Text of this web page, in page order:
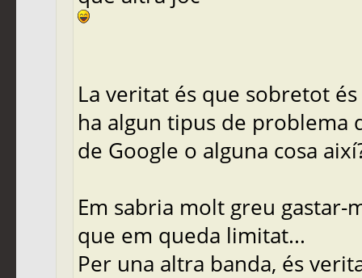
La veritat és que sobretot
ha algun tipus de problema
de Google o alguna cosa
Em sabria molt greu
que em queda limitat...
Per una altra banda, és